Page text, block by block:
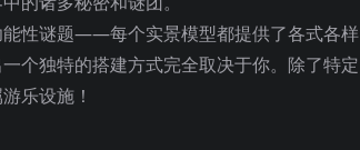
能性谜题——每个实景模型都提供了各式各样
个独特的搭建方式完全取决于你。除了特定
乐设施！